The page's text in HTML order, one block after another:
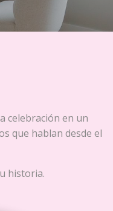
celebración en un
que hablan desde el
historia.